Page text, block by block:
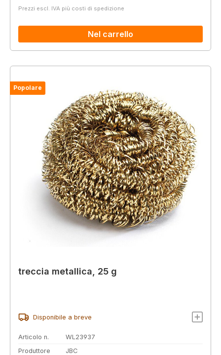
Prezzi escl. IVA più costi di spedizione
Nel carrello
Popolare
treccia metallica, 25 g
Disponibile a breve
Articolo n.
WL23937
Produttore
JBC